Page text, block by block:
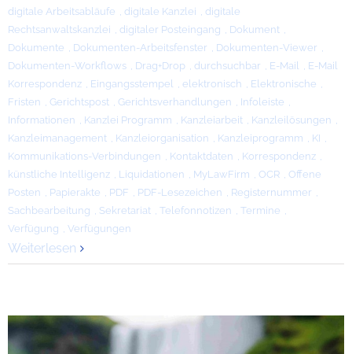
digitale Arbeitsabläufe , digitale Kanzlei , digitale
Rechtsanwaltskanzlei , digitaler Posteingang , Dokument ,
Dokumente , Dokumenten-Arbeitsfenster , Dokumenten-Viewer ,
Dokumenten-Workflows , Drag+Drop , durchsuchbar , E-Mail , E-Mail
Korrespondenz , Eingangsstempel , elektronisch , Elektronische ,
Fristen , Gerichtspost , Gerichtsverhandlungen , Infoleiste ,
Informationen , Kanzlei Programm , Kanzleiarbeit , Kanzleilösungen ,
Kanzleimanagement , Kanzleiorganisation , Kanzleiprogramm , KI ,
Kommunikations-Verbindungen , Kontaktdaten , Korrespondenz ,
künstliche Intelligenz , Liquidationen , MyLawFirm , OCR , Offene
Posten , Papierakte , PDF , PDF-Lesezeichen , Registernummer ,
Sachbearbeitung , Sekretariat , Telefonnotizen , Termine ,
Verfügung , Verfügungen
Weiterlesen